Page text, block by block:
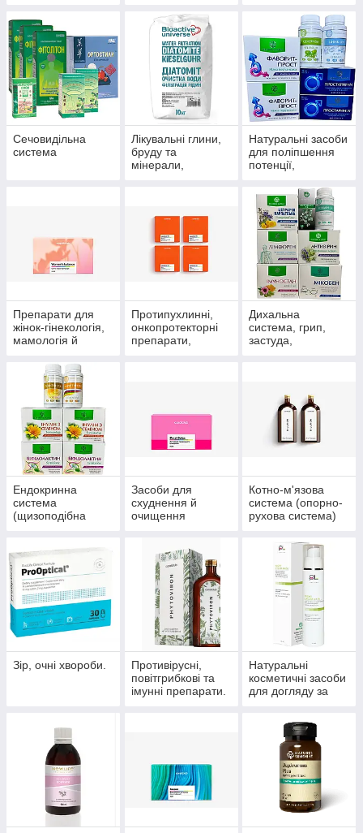
приміщень
Сечовидільна
система
Лікувальні глини,
бруду та
мінерали,
прийняття ванн.
Натуральні засоби
для поліпшення
потенції,
чоловічого
здоров'я
Препарати для
жінок-гінекологія,
мамологія й
Протипухлинні,
онкопротекторні
препарати,
Дихальна
система, грип,
застуда,
Ендокринна
система
(щизоподібна
Засоби для
схуднення й
очищення
Котно-м'язова
система (опорно-
рухова система)
Зір, очні хвороби.
Противірусні,
повітгрибкові та
імунні препарати.
Натуральні
косметичні засоби
для догляду за